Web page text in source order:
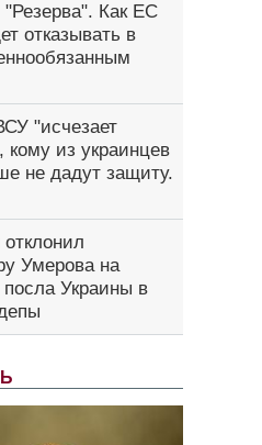
Как ЕС
отказывать в
"исчезает
кому из украинцев
не дадут защиту.
Умерова на
Украины в